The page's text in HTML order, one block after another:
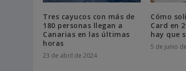
Tres cayucos con más de
180 personas llegan a
Canarias en las últimas
horas
23 de abril de 2024
Cómo
Card en
hay que
5 de junio